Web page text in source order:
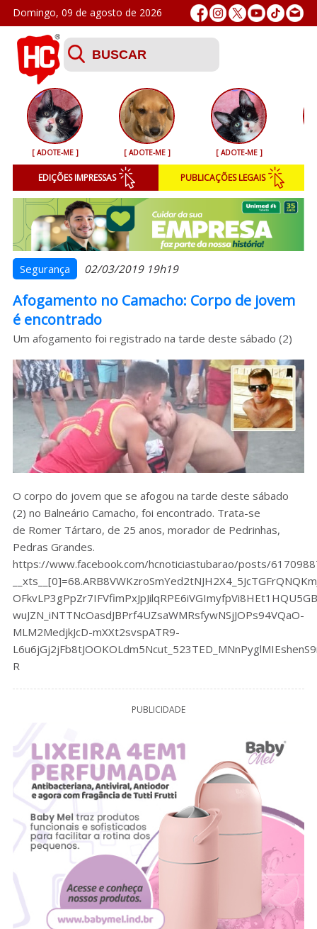
Domingo, 09 de agosto de 2026
[ ADOTE-ME ] [ ADOTE-ME ] [ ADOTE-ME ]
EDIÇÕES IMPRESSAS PUBLICAÇÕES LEGAIS
Segurança 02/03/2019 19h19
Afogamento no Camacho: Corpo de jovem
é encontrado
Um afogamento foi registrado na tarde deste sábado (2)
O corpo do jovem que se afogou na tarde deste sábado
(2) no Balneário Camacho, foi encontrado. Trata-se
de Romer Tártaro, de 25 anos, morador de Pedrinhas,
Pedras Grandes.
https://www.facebook.com/hcnoticiastubarao/posts/
wuJZN_iNTTNcOasdJBPrf4UZsaWMRsfywNSjJOPs94VQaO-
MLM2MedjkJcD-mXXt2svspATR9-
R
PUBLICIDADE